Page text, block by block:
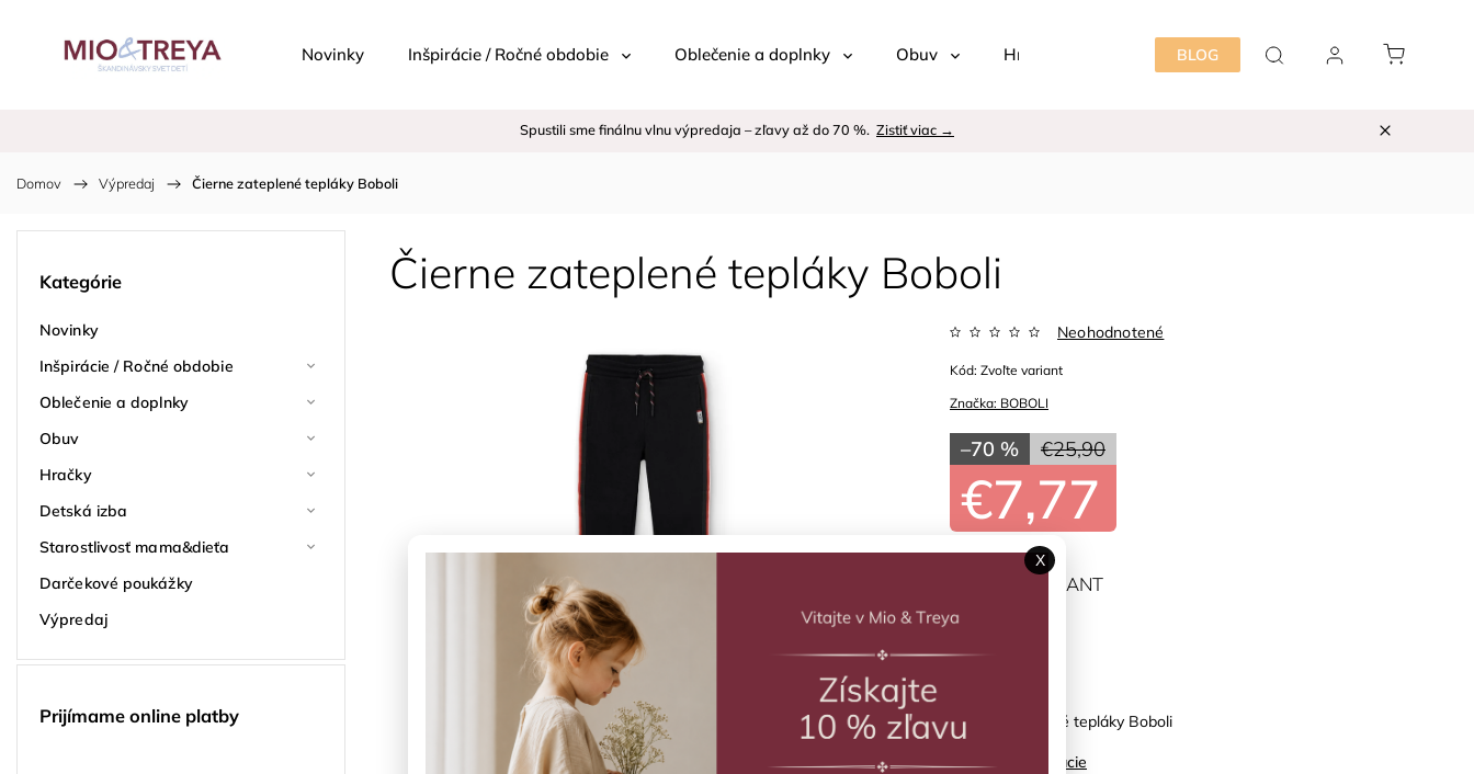
BLOG
Novinky Inšpirácie / Ročné obdobie Oblečenie a doplnky Obuv Hračky Detská izba Starostlivosť
Spustili sme finálnu vlnu výpredaja – zľavy až do 70 %. Zistiť viac →
Domov / Výpredaj / Čierne zateplené tepláky Boboli
Kategórie
Novinky
Inšpirácie / Ročné obdobie
Oblečenie a doplnky
Obuv
Hračky
Detská izba
Starostlivosť mama&dieťa
Darčekové poukážky
Výpredaj
Prijímame online platby
Čierne zateplené tepláky Boboli
Značka: BOBOLI
Neohodnotené
€25,90
–70 %
€7,77
Kód: Zvoľte variant
Výpredaj
Čierne zateplené tepláky Boboli
Detailné informácie
ZVOĽTE VARIANT
X